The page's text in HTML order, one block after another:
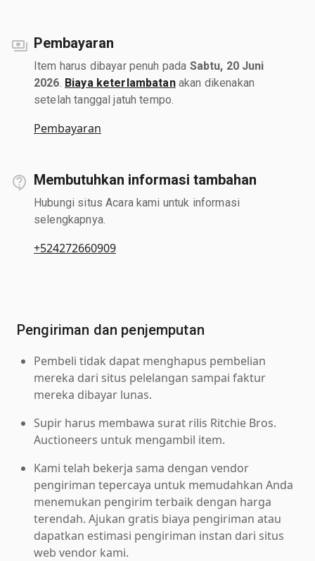
Pembayaran
Item harus dibayar penuh pada Sabtu, 20 Juni
2026 Biaya keterlambatanakan dikenakan
setelah tanggal jatuh tempo.
Pembayaran
Membutuhkan informasi tambahan
Hubungi situs Acara kami untuk informasi
selengkapnya.
+524272660909
Pengiriman dan penjemputan
Pembeli tidak dapat menghapus pembelian
mereka dari situs pelelangan sampai faktur
mereka dibayar lunas.
Supir harus membawa surat rilis Ritchie Bros.
Auctioneers untuk mengambil item.
Kami telah bekerja sama dengan vendor
pengiriman tepercaya untuk memudahkan Anda
menemukan pengirim terbaik dengan harga
terendah. Ajukan gratis biaya pengiriman atau
dapatkan estimasi pengiriman instan dari situs
web vendor kami.